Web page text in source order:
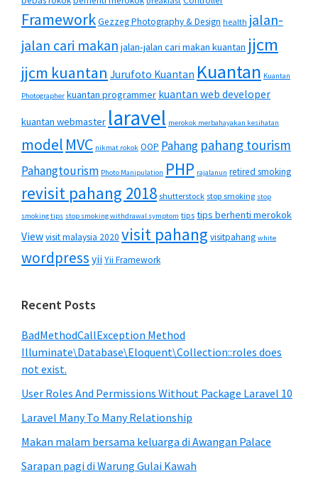
FrameworkGezzeg Photography & Design health jalan-
jalan cari makan jalan-jalan cari makan kuantan jjcm
jjcm kuantan Jurufoto Kuantan Kuantan Kuantan
Photographer kuantan programmer kuantan web developer
kuantan webmaster laravel merokok merbahayakan kesihatan
model MVC nikmat rokok OOP Pahang pahang tourism
Pahangtourism Photo Manipulation PHP rajalanun retired smoking
revisit pahang 2018 shutterstock stop smoking stop
smoking tips stop smoking withdrawal symptom tips tips berhenti merokok
Viewvisit malaysia 2020 visit pahang visitpahang white
wordpress yii Yii Framework
Recent Posts
BadMethodCallException Method
Illuminate\Database\Eloquent\Collection::roles does
not exist.
User Roles And Permissions Without Package Laravel 10
Laravel Many To Many Relationship
Makan malam bersama keluarga di Awangan Palace
Sarapan pagi di Warung Gulai Kawah